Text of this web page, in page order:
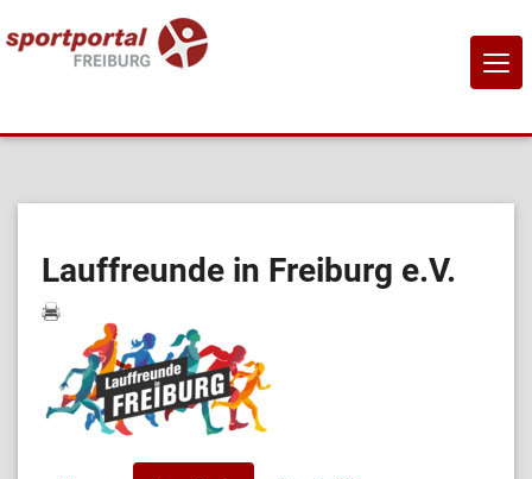
Sportanbietende
Sportstätten
Lauffreunde in Freiburg e.V.